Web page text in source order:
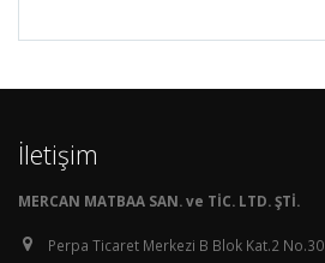
İletişim
MERCAN MATBAA SAN. ve TİC. LTD. ŞTİ.
Perpa Ticaret Merkezi B Blok Kat.2 No.30